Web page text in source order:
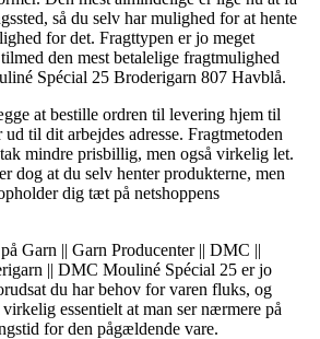
så du selv har mulighed for at hente
for det. Fragttypen er jo meget
den mest betalelige fragtmulighed
Spécial 25 Broderigarn 807 Havblå.
at bestille ordren til levering hjem til
til dit arbejdes adresse. Fragtmetoden
mindre prisbillig, men også virkelig let.
dog at du selv henter produkterne, men
dig tæt på netshoppens
Garn || Garn Producenter || DMC ||
|| DMC Mouliné Spécial 25 er jo
du har behov for varen fluks, og
essentielt at man ser nærmere på
for den pågældende vare.